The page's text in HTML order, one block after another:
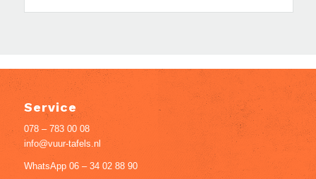
Service
078 – 783 00 08
info@vuur-tafels.nl
WhatsApp 06 – 34 02 88 90